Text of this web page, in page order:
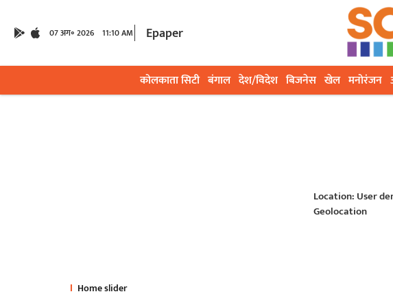
07 अग॰ 2026 11:10 AM Epaper
कोलकाता सिटी बंगाल देश/विदेश बिजनेस खेल मनोरंजन
Location: User
Geolocation
Home slider